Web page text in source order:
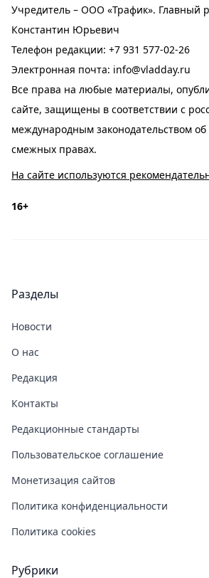
Учредитель – ООО «Трафик». Главный
Константин Юрьевич
Телефон редакции: +7 931 577-02-26
Электронная почта: info@vladday.ru
Все права на любые материалы,
сайте, защищены в соответствии с
международным законодательством
смежных правах.
На сайте используются
16+
Разделы
Новости
О нас
Редакция
Контакты
Редакционные стандарты
Пользовательское соглашение
Монетизация сайтов
Политика конфиденциальности
Политика cookies
Рубрики